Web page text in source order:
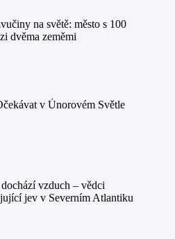
na světě: město s 100
dvěma zeměmi
v Únorovém Světle
vzduch – vědci
jev v Severním Atlantiku